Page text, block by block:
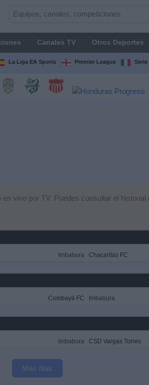
Canales TV Otros Deportes
La Liga EA Sports Premier League Serie
vivo por TV. Puedes consultar el historial
Imbabura Chacaritas FC
Cumbayá FC Imbabura
Imbabura CSD Vargas Torres
Más días